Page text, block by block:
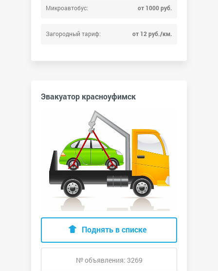
Микроавтобус: от 1000 руб.
Загородный тариф: от 12 руб./км.
Эвакуатор красноуфимск
Поднять в списке
№ объявления: 3269